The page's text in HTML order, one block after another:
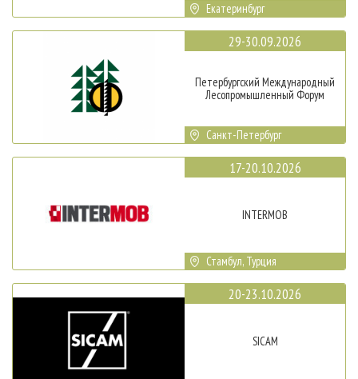
Екатеринбург
29-30.09.2026
Петербургский Международный
Лесопромышленный Форум
Санкт-Петербург
17-20.10.2026
INTERMOB
Стамбул, Турция
20-23.10.2026
SICAM